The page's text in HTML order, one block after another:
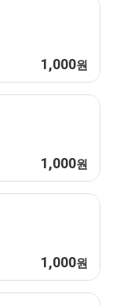
1,000원
1,000원
1,000원